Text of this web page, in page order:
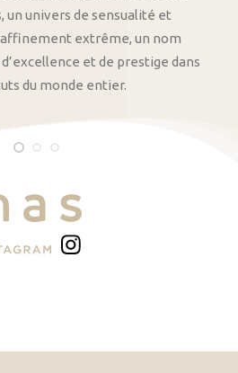
un univers de sensualité et
extrême, un nom
et de prestige dans
du monde entier.